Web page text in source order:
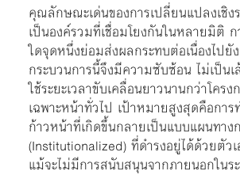
คุณลักษณะเด่นของการเปลี่ยนแปลงเชิง
เป็นองค์รวมที่เชื่อมโยงกันในหลายมิติ
ใดจุดหนึ่งย่อมส่งผลกระทบต่อเนื่องไปยั
กระบวนการนี้จึงมีความซับซ้อน ไม่เป็น
ใช้ระยะเวลาขับเคลื่อนยาวนานกว่าโคร
เฉพาะหน้าทั่วไป เป้าหมายสูงสุดคือการ
ก้าวหน้าที่เกิดขึ้นกลายเป็นแบบแผนทาง
(Institutionalized) ที่ดำรงอยู่ได้ด้วยตัวเ
แม้จะไม่มีการสนับสนุนจากภายนอกในร